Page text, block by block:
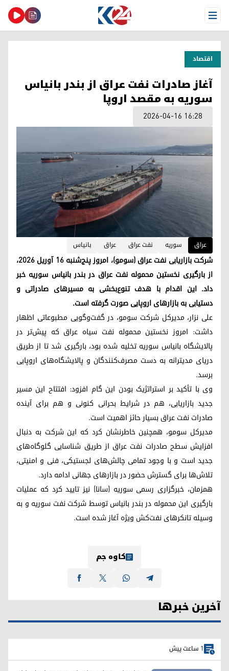
Open Menu
اقتصاد
آغاز صادرات نفت عراق از بندر بانیاس
سوریه به مقصد اروپا
2026-04-16 16:28
عراق سوریە نفت عراق عراق بانیاس
شرکت بازاریابی نفت عراق (سومو)، امروز پنج‌شنبه ۱۶ آوریل ۲۰۲۶،
از بارگیری نخستین محموله نفت عراق در بندر بانیاس سوریه خبر
داد. این اقدام با هدف تنوع‌بخشی به مسیرهای صادراتی و
دستیابی به بازارهای اروپایی صورت گرفته است.
علی نزار، مدیرکل شرکت سومو، در گفت‌وگویی مطبوعاتی اظهار
داشت: امروز نخستین محموله نفت سیاه عراق که پیش‌تر در
پالایشگاه بانیاس سوریه تخلیه شده بود، بارگیری شد تا از طریق
دریای مدیترانه به دست مصرف‌کنندگان و پالایشگاه‌های اروپایی
برسد.
وی با تأکید بر استراتژیک بودن این گام افزود: افتتاح این مسیر
جدید بازاریابی، هم در شرایط بحرانی کنونی و هم برای آینده
صادرات نفت عراق بسیار حائز اهمیت است.
مدیرکل سومو، همچنین خاطرنشان کرد که این شرکت به دنبال
افزایش سطح صادرات نفت عراق از طریق شناسایی گلوگاه‌های
جدید است و با وجود تمامی چالش‌های لجستیکی، فنی و امنیتی،
تلاش‌ها برای گسترش حضور در بازارهای جهانی ادامه دارد.
همزمان، خبرگزاری رسمی سوریه (سانا) نیز تایید کرد که عملیات
بارگیری این محموله در بندر بانیاس توسط شرکت نفت سوریه و به
وسیله تانکرهای نفت‌کش ویژه آغاز شده است.
کاوە جم
آخرین خبرها
1 ساعت پیش